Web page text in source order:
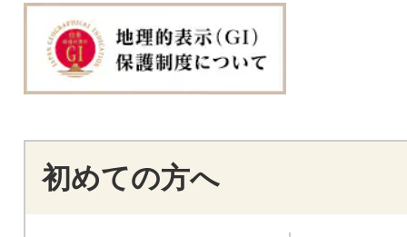
初めての方へ